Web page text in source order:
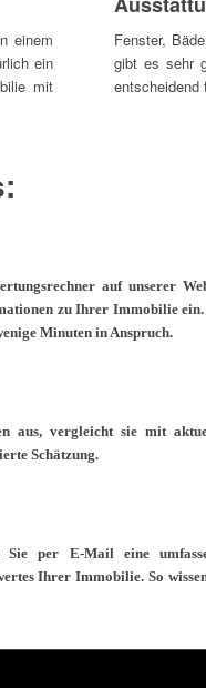
einem
ein
mit
Fenster,
gibt es sehr
entscheidend
auf unserer
zu Ihrer Immobilie
Minuten in Anspruch.
aus, vergleicht sie mit
Schätzung.
per E-Mail eine
Ihrer Immobilie. So